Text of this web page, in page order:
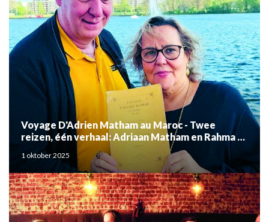
Voyage D'Adrien Matham au Maroc - Twee
reizen, één verhaal: Adriaan Matham en Rahma el
Mouden
1 oktober 2025